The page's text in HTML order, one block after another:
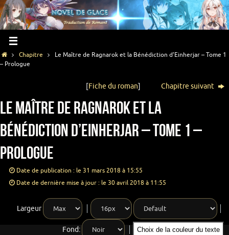
Chapitre
Le Maître de Ragnarok et la Bénédiction d’Einherjar – Tome 1
– Prologue
[Fiche du roman] Chapitre suivant
Le Maître de Ragnarok et la
Bénédiction d’Einherjar – Tome 1 –
Prologue
Date de publication : le 31 mars 2018 à 15:55
Date de dernière mise à jour : le 30 avril 2018 à 11:55
Largeur
Fond: Choix de la couleur du texte